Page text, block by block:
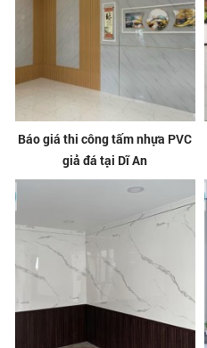
Báo giá thi công tấm nhựa PVC
giả đá tại Dĩ An